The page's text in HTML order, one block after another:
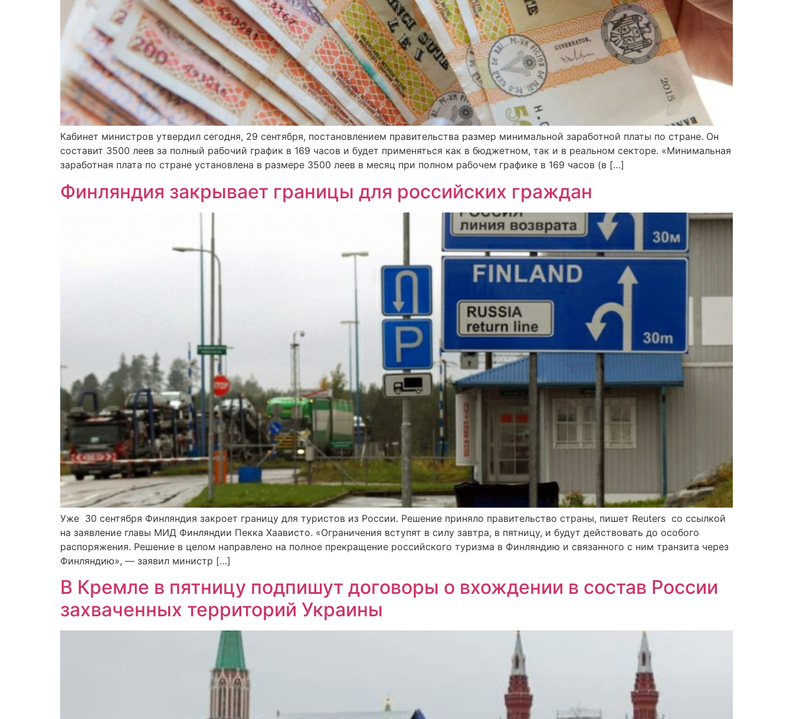
Кабинет министров утвердил сегодня, 29 сентября, постановлением правительства размер минимальной заработной платы по стране. Он
составит 3500 леев за полный рабочий график в 169 часов и будет применяться как в бюджетном, так и в реальном секторе. «Минимальная
заработная плата по стране установлена ​​в размере 3500 леев в месяц при полном рабочем графике в 169 часов (в […]
Финляндия закрывает границы для российских граждан
Уже 30 сентября Финляндия закроет границу для туристов из России. Решение приняло правительство страны, пишет Reuters со ссылкой
на заявление главы МИД Финляндии Пекка Хаависто. «Ограничения вступят в силу завтра, в пятницу, и будут действовать до особого
распоряжения. Решение в целом направлено на полное прекращение российского туризма в Финляндию и связанного с ним транзита через
Финляндию», — заявил министр […]
В Кремле в пятницу подпишут договоры о вхождении в состав России
захваченных территорий Украины